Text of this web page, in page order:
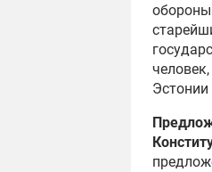
обороны
Эстонии